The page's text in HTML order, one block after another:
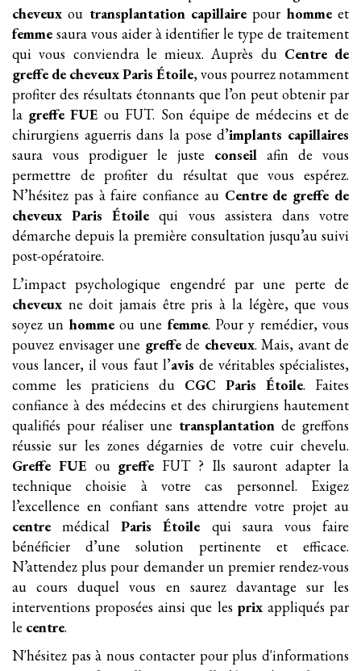
cheveux ou transplantation capillaire pour hommeet
femme saura vous aider à identifier le type de traitement
qui vous conviendra le mieux. Auprès duCentre de
greffe de cheveux Paris Étoile, vous pourrez notamment
profiter des résultats étonnants que l’on peut obtenir par
la greffe FUE ou FUT. Son équipe de médecins et de
chirurgiens aguerris dans la pose d’implants capillaires
saura vous prodiguer le juste conseil afin de vous
permettre de profiter du résultat que vous espérez.
N’hésitez pas à faire confiance au Centre de greffe de
cheveux Paris Étoile qui vous assistera dans votre
démarche depuis la première consultation jusqu’au suivi
post-opératoire.
L’impact psychologique engendré par une perte de
cheveux ne doit jamais être pris à la légère, que vous
soyez un hommeou une femme. Pour y remédier, vous
pouvez envisager une greffede cheveux. Mais, avant de
vous lancer, il vous faut l’avis de véritables spécialistes,
comme les praticiens du CGC Paris Étoile. Faites
confiance à des médecins et des chirurgiens hautement
qualifiés pour réaliser une transplantation de greffons
réussie sur les zones dégarnies de votre cuir chevelu.
Greffe FUE ou greffe FUT ? Ils sauront adapter la
technique choisie à votre cas personnel. Exigez
l’excellence en confiant sans attendre votre projet au
centre médicalParis Étoile qui saura vous faire
bénéficier d’une solution pertinente et efficace.
N’attendez plus pour demander un premier rendez-vous
au cours duquel vous en saurez davantage sur les
interventions proposées ainsi que les prixappliqués par
le centre.
N'hésitez pas à nous contacter pour plus d'informations